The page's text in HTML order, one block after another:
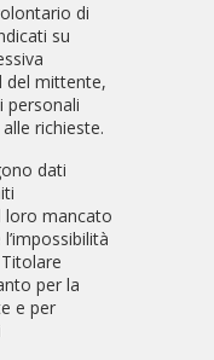
di
su
del mittente,
personali
richieste.
dati
loro mancato
per la
e per